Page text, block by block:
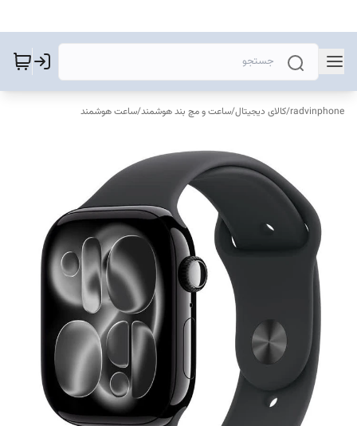
radvinphone
/کالای دیجیتال/ساعت و مچ بند هوشمند/ساعت هوشمند